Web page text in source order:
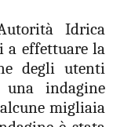
Idrica
a effettuare la
degli utenti
indagine
migliaia